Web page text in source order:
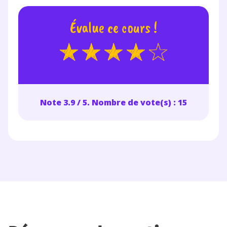
Évalue ce cours !
Note 3.9 / 5. Nombre de vote(s) : 15